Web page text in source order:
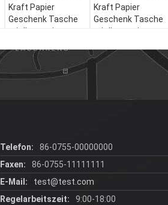
Kraft Papier
Geschenk Tasche
mit Ihrem eigenen
Dekorationsparty
Kraft Papier
Geschenk Tasche
mit Ihrem eigenen
Dekorationsparty
Telefon:
86-0755-00000000
Faxen:
86-0755-11111111
E-Mail:
test@test.com
Regelarbeitszeit:
9:00-18:00